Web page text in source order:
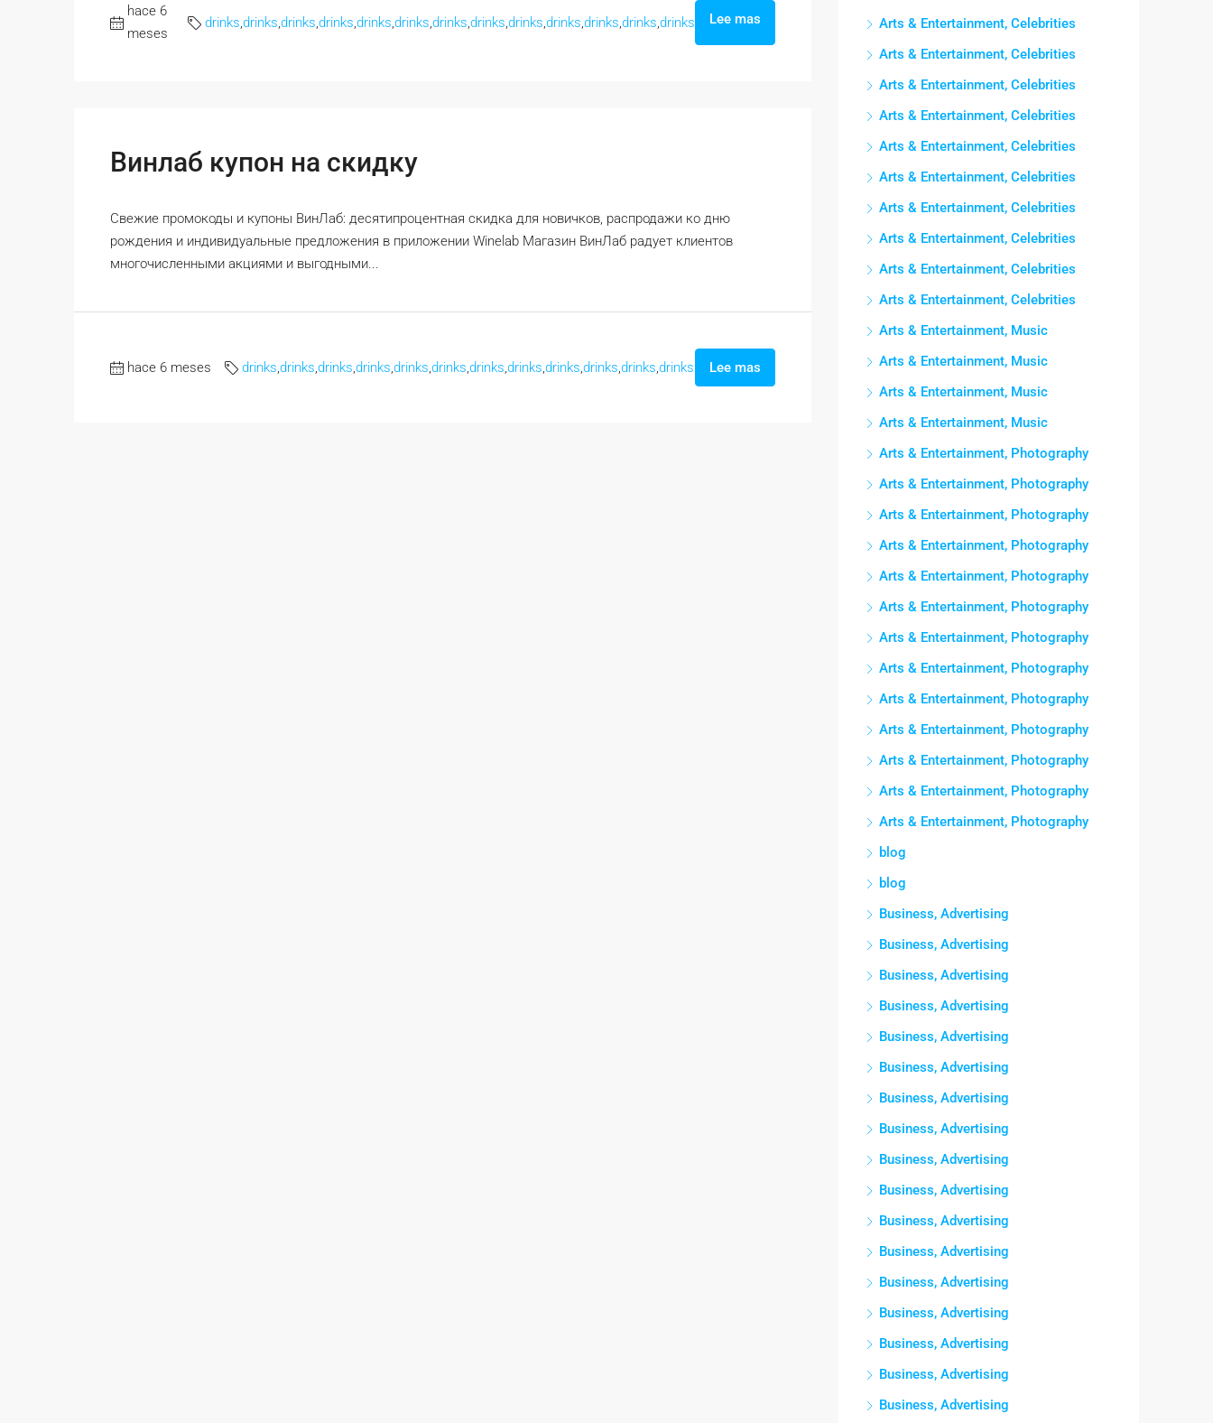
hace 6
meses
drinks drinks drinks drinks drinks drinks drinks drinks drinks drinks drinks drinks drinks Lee mas
Винлаб купон на скидку
Свежие промокоды и купоны ВинЛаб: десятипроцентная скидка для новичков, распродажи ко дню
рождения и индивидуальные предложения в приложении Winelab Магазин ВинЛаб радует клиентов
многочисленными акциями и выгодными...
hace 6 meses drinks drinks drinks drinks drinks drinks drinks drinks drinks drinks drinks drinks Lee mas
Arts & Entertainment, Celebrities
Arts & Entertainment, Celebrities
Arts & Entertainment, Celebrities
Arts & Entertainment, Celebrities
Arts & Entertainment, Celebrities
Arts & Entertainment, Celebrities
Arts & Entertainment, Celebrities
Arts & Entertainment, Celebrities
Arts & Entertainment, Celebrities
Arts & Entertainment, Celebrities
Arts & Entertainment, Music
Arts & Entertainment, Music
Arts & Entertainment, Music
Arts & Entertainment, Music
Arts & Entertainment, Photography
Arts & Entertainment, Photography
Arts & Entertainment, Photography
Arts & Entertainment, Photography
Arts & Entertainment, Photography
Arts & Entertainment, Photography
Arts & Entertainment, Photography
Arts & Entertainment, Photography
Arts & Entertainment, Photography
Arts & Entertainment, Photography
Arts & Entertainment, Photography
Arts & Entertainment, Photography
Arts & Entertainment, Photography
blog
blog
Business, Advertising
Business, Advertising
Business, Advertising
Business, Advertising
Business, Advertising
Business, Advertising
Business, Advertising
Business, Advertising
Business, Advertising
Business, Advertising
Business, Advertising
Business, Advertising
Business, Advertising
Business, Advertising
Business, Advertising
Business, Advertising
Business, Advertising